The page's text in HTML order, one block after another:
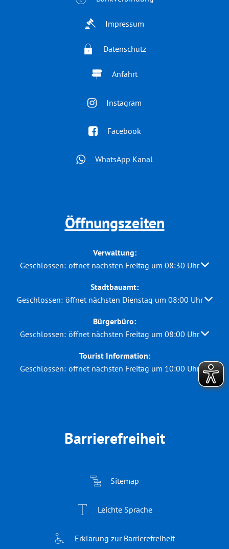
Impressum
Datenschutz
Anfahrt
Instagram
Facebook
WhatsApp Kanal
Öffnungszeiten
Verwaltung:
Klicken, um weitere Öffnungs- oder Schließzeiten
Geschlossen: öffnet nächsten Freitag um 08:30 Uhr
Stadtbauamt:
Klicken, um weitere Öffnungs- oder Schließzeiten
Geschlossen: öffnet nächsten Dienstag um 08:00 Uhr
Bürgerbüro:
Klicken, um weitere Öffnungs- oder Schließzeiten
Geschlossen: öffnet nächsten Freitag um 08:00 Uhr
Tourist Information:
Klicken, um weitere Öffnungs- oder Schließzeiten
Geschlossen: öffnet nächsten Freitag um 10:00 Uhr
Barrierefreiheit
Sitemap
Leichte Sprache
Erklärung zur Barrierefreiheit